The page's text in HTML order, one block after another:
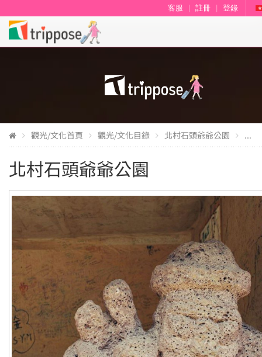
客服 註冊 登錄
觀光/文化首頁 觀光/文化目錄 北村石頭爺爺公園 ...
北村石頭爺爺公園